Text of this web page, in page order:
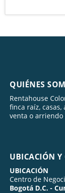
QUIÉNES
Rentahouse
finca raíz,
venta o
UBICACIÓN Y
UBICACIÓN
Centro de
Bogotá D.C. -